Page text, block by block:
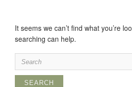
It seems we can’t find what you’re
searching can help.
Search
for: